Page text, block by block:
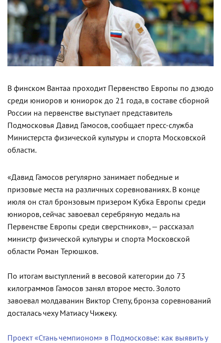
В финском Вантаа проходит Первенство Европы по дзюдо
среди юниоров и юниорок до 21 года, в составе сборной
России на первенстве выступает представитель
Подмосковья Давид Гамосов, сообщает пресс-служба
Министерста физической культуры и спорта Московской
области.
«Давид Гамосов регулярно занимает победные и
призовые места на различных соревнованиях. В конце
июля он стал бронзовым призером Кубка Европы среди
юниоров, сейчас завоевал серебряную медаль на
Первенстве Европы среди сверстников», — рассказал
министр физической культуры и спорта Московской
области Роман Терюшков.
По итогам выступлений в весовой категории до 73
килограммов Гамосов занял второе место. Золото
завоевал молдаванин Виктор Степу, бронза соревнований
досталась чеху Матиасу Чижеку.
Проект «Стань чемпионом» в Подмосковье: как выявить у